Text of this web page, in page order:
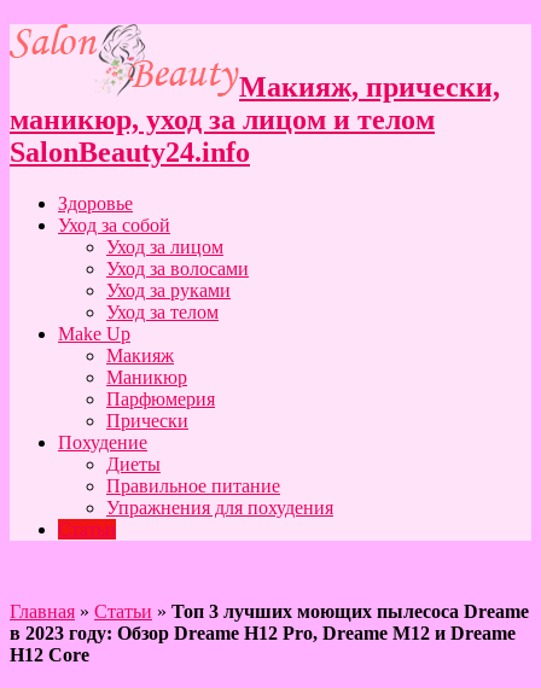
Макияж, прически,
маникюр, уход за лицом и телом
SalonBeauty24.info
Здоровье
Уход за собой
Уход за лицом
Уход за волосами
Уход за руками
Уход за телом
Make Up
Макияж
Маникюр
Парфюмерия
Прически
Похудение
Диеты
Правильное питание
Упражнения для похудения
Статьи
Главная » Статьи » Топ 3 лучших моющих пылесоса Dreame
в 2023 году: Обзор Dreame H12 Pro, Dreame M12 и Dreame
H12 Core